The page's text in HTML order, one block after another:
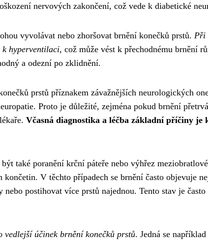
nervových zakončení, což vede k diabetické
vyvolávat nebo zhoršovat brnění konečků prstů. Při
k hyperventilaci, což může vést k přechodnému brnění
a odezní po zklidnění.
prstů příznakem závažnějších neurologických
Proto je důležité, zejména pokud brnění
Včasná diagnostika a léčba základní příčiny je
také poranění krční páteře nebo výhřez
V těchto případech se brnění často objevuje
postihovat více prstů najednou. Tento stav je
vedlejší účinek brnění konečků prstů. Jedná se